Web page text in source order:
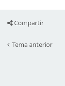
Compartir
Tema anterior